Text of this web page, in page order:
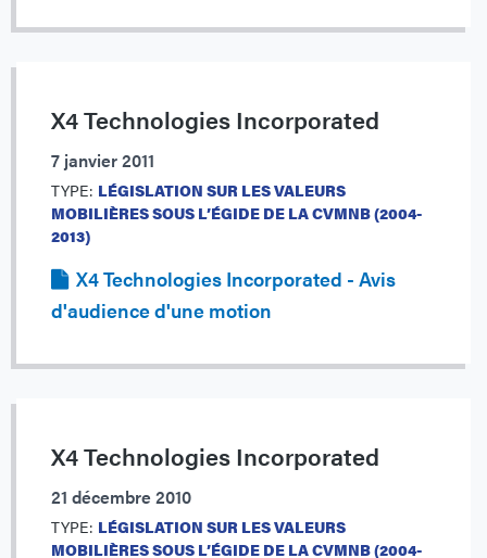
X4 Technologies Incorporated
7 janvier 2011
TYPE: LÉGISLATION SUR LES VALEURS
MOBILIÈRES SOUS L’ÉGIDE DE LA CVMNB (2004-
2013)
X4 Technologies Incorporated - Avis
d'audience d'une motion
X4 Technologies Incorporated
21 décembre 2010
TYPE: LÉGISLATION SUR LES VALEURS
MOBILIÈRES SOUS L’ÉGIDE DE LA CVMNB (2004-